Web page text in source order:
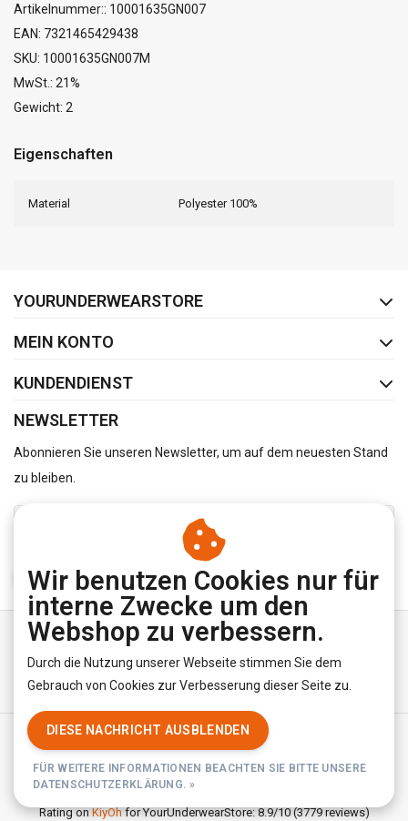
Artikelnummer:: 10001635GN007
EAN: 7321465429438
SKU: 10001635GN007M
MwSt.: 21%
Gewicht: 2
Eigenschaften
Material Polyester 100%
YOURUNDERWEARSTORE
MEIN KONTO
KUNDENDIENST
NEWSLETTER
Abonnieren Sie unseren Newsletter, um auf dem neuesten Stand
zu bleiben.
ABONNIEREN
Allgemeine Geschäftsbedingungen Privacy Policy
© Copyright 2026 - YourUnderwearStore | Realisatie InStijl Media
Rating onKiyOhfor YourUnderwearStore: 8.9/10 (3779 reviews)
Wir benutzen Cookies nur für
interne Zwecke um den
Webshop zu verbessern.
Durch die Nutzung unserer Webseite stimmen Sie dem
Gebrauch von Cookies zur Verbesserung dieser Seite zu.
DIESE NACHRICHT AUSBLENDEN
FÜR WEITERE INFORMATIONEN BEACHTEN SIE BITTE UNSERE
DATENSCHUTZERKLÄRUNG. »